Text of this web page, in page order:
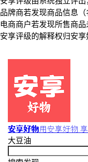
品牌商若发现商品信息
电商商户若发现所售商
安享评级的解释权归安
安享好物用安享好物
大豆油